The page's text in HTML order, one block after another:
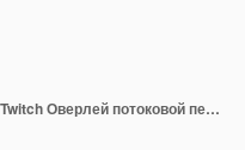
Оверлей потоковой передачи Twitch Оверлей потоковой передачи